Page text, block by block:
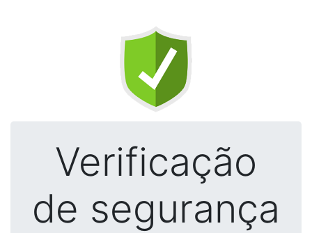
Verificação
de segurança